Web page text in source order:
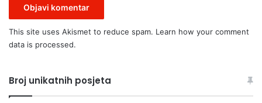
This site uses Akismet to reduce spam. Learn how your comment
data is processed.
Broj unikatnih posjeta